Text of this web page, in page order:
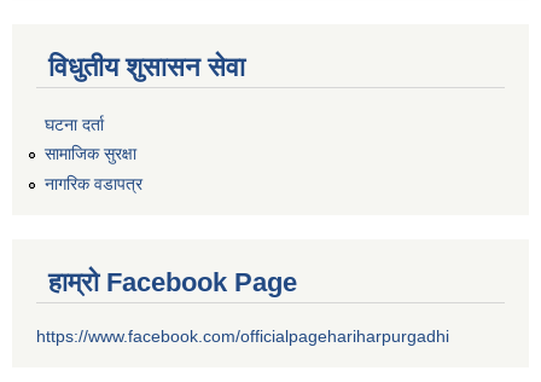
विधुतीय शुसासन सेवा
घटना दर्ता
सामाजिक सुरक्षा
नागरिक वडापत्र
हाम्रो Facebook Page
https://www.facebook.com/officialpagehariharpurgadhi